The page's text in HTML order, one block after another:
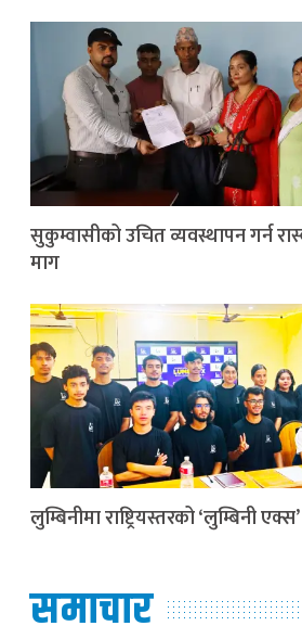
सुकुम्वासीको उचित व्यवस्थापन गर्न
माग
लुम्बिनीमा राष्ट्रियस्तरको ‘लुम्बिनी
समाचार